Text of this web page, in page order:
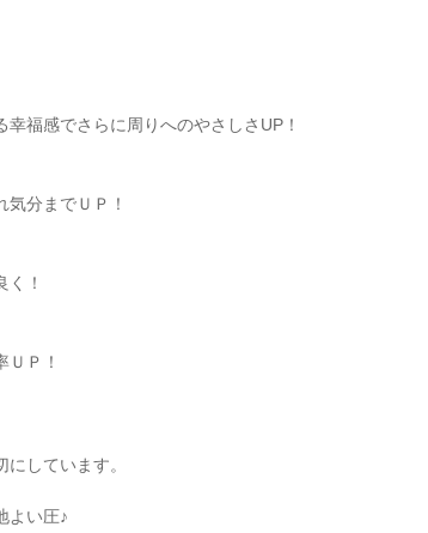
福感でさらに周りへのやさしさUP！
分までＵＰ！
！
Ｐ！
しています。
よい圧♪